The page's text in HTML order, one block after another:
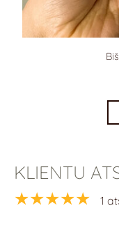
KLIENTU
★★★★★ 1